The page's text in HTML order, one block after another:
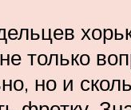
только
но и